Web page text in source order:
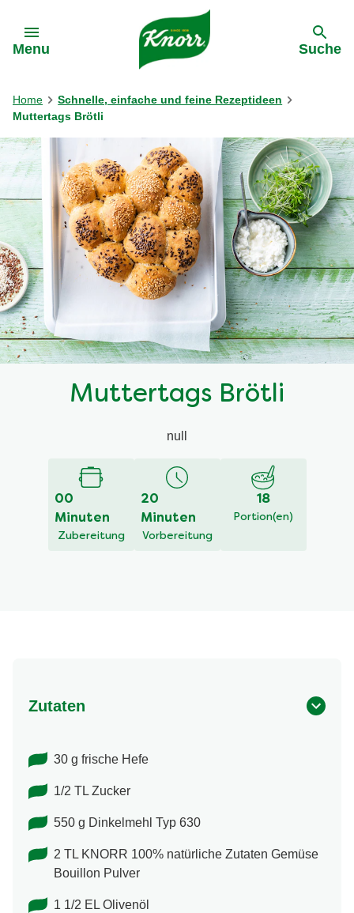
Menu Suche
Home
Schnelle, einfache und feine Rezeptideen
Muttertags Brötli
Muttertags Brötli
null
00
Minuten
Zubereitung
20
Minuten
Vorbereitung
18
Portion(en)
Zutaten
30 g frische Hefe
1/2 TL Zucker
550 g Dinkelmehl Typ 630
2 TL KNORR 100% natürliche Zutaten Gemüse
Bouillon Pulver
1 1/2 EL Olivenöl